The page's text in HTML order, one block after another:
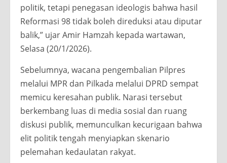
politik, tetapi penegasan ideologis bahwa hasil
Reformasi 98 tidak boleh direduksi atau diputar
balik,” ujar Amir Hamzah kepada wartawan,
Selasa (20/1/2026).
Sebelumnya, wacana pengembalian Pilpres
melalui MPR dan Pilkada melalui DPRD sempat
memicu keresahan publik. Narasi tersebut
berkembang luas di media sosial dan ruang
diskusi publik, memunculkan kecurigaan bahwa
elit politik tengah menyiapkan skenario
pelemahan kedaulatan rakyat.